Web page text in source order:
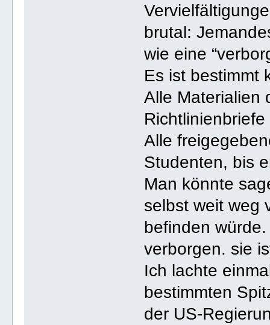
brutal:
wie eine
Es ist bestimmt
Alle Materialien
Alle
Studenten, bis
Man könnte
selbst weit weg
befinden
verborgen. sie
Ich lachte
bestimmten
der US-